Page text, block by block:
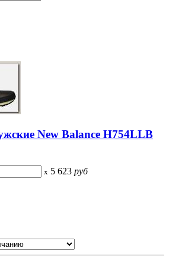
New Balance H754LLB
x 5 623 руб